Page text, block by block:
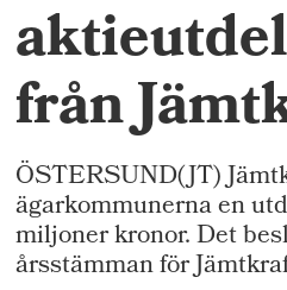
från
ÖSTERSUND(JT)
ägarkommunerna en
miljoner kronor. Det
årsstämman för